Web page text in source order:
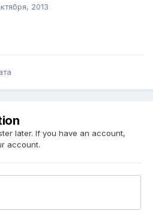
2013
later. If you have an account,
account.